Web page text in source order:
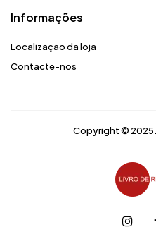
Informações
Localização da loja
Contacte-nos
Copyright © 2025.